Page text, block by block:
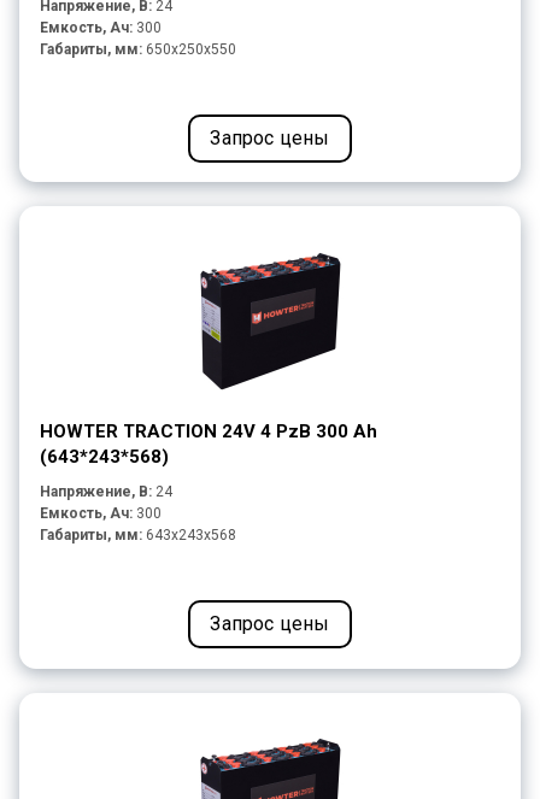
Напряжение, В: 24
Емкость, Ач: 300
Габариты, мм: 650x250x550
Запрос цены
HOWTER TRACTION 24V 4 PzB 300 Ah
(643*243*568)
Напряжение, В: 24
Емкость, Ач: 300
Габариты, мм: 643x243x568
Запрос цены